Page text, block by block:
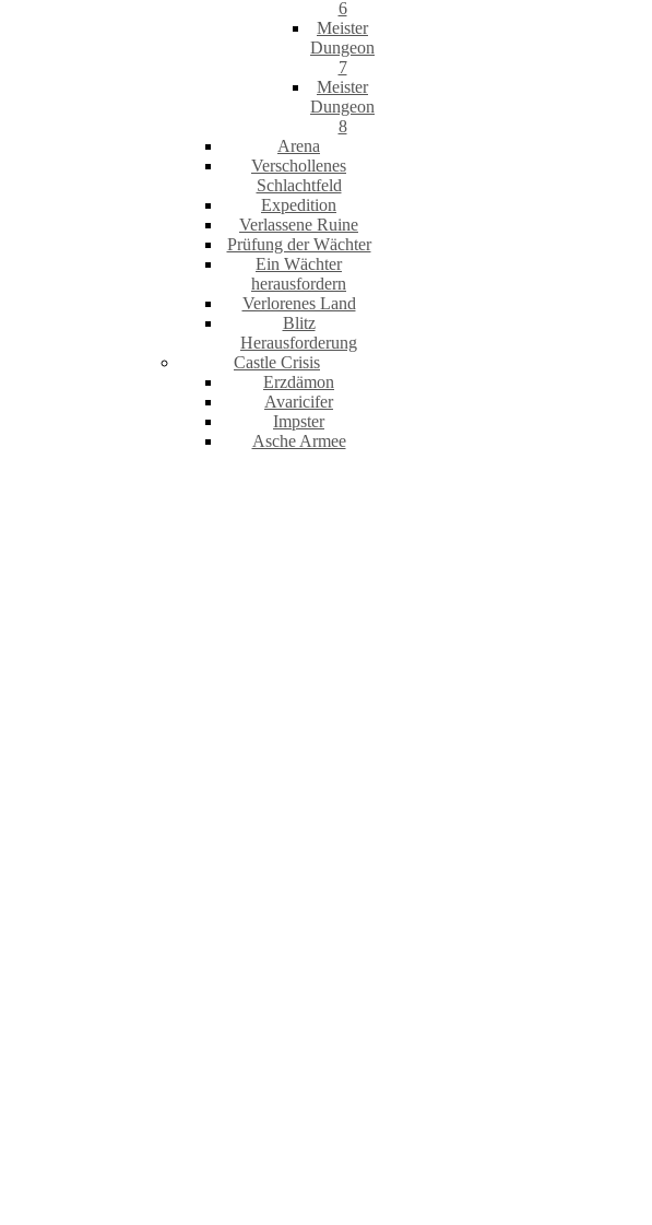
6
Meister
Dungeon
7
Meister
Dungeon
8
Arena
Verschollenes
Schlachtfeld
Expedition
Verlassene Ruine
Prüfung der Wächter
Ein Wächter
herausfordern
Verlorenes Land
Blitz
Herausforderung
Castle Crisis
Erzdämon
Avaricifer
Impster
Asche Armee